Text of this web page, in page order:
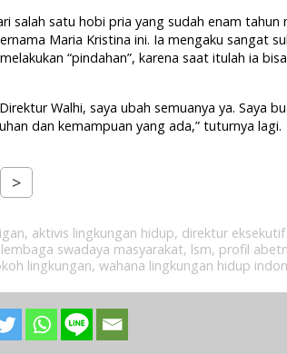
salah satu hobi pria yang sudah enam tahun
Maria Kristina ini. Ia mengaku sangat
“pindahan”, karena saat itulah ia
Walhi, saya ubah semuanya ya. Saya
dan kemampuan yang ada,” tuturnya lagi.
>
, aktivis lingkungan hidup, direktur
lembaga swadaya masyarakat, lsm, profil
lingkungan, wahana lingkungan hidup